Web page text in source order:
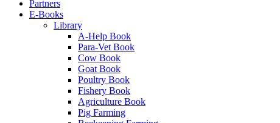
Partners
E-Books
Library
A-Help Book
Para-Vet Book
Cow Book
Goat Book
Poultry Book
Fishery Book
Agriculture Book
Pig Farming